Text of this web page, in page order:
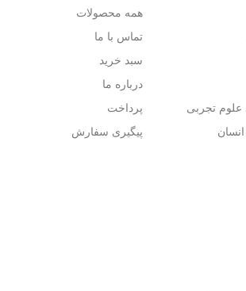
تجربی
همه محصولات
تماس با ما
سبد خرید
درباره ما
پرداخت
پیگیری سفارش